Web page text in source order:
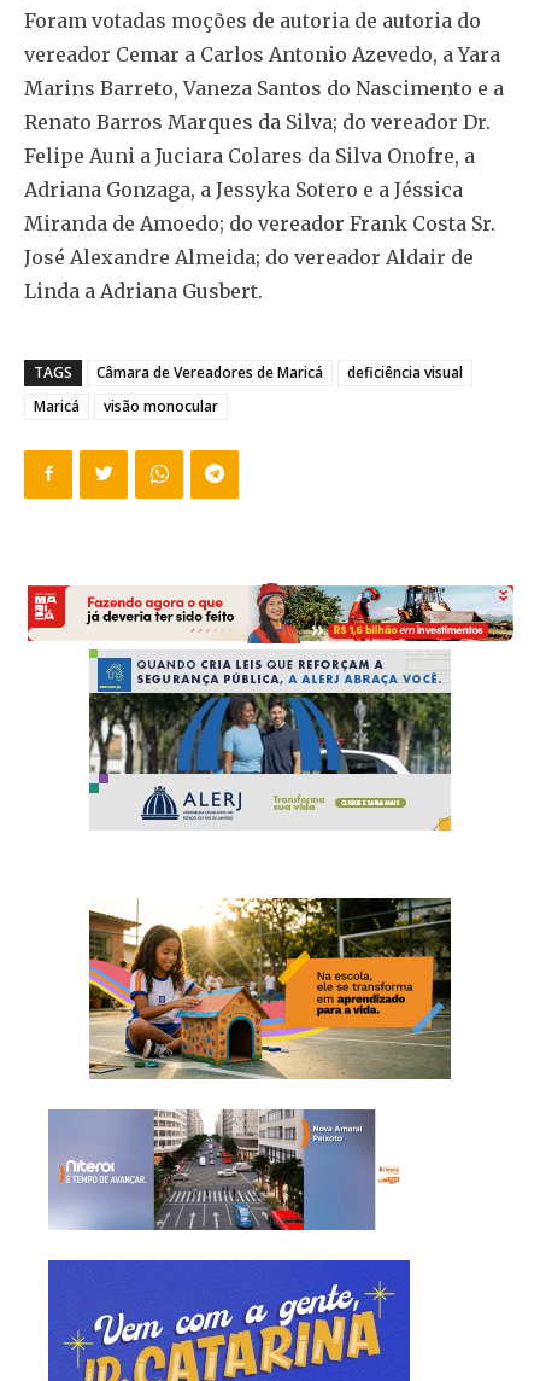
Foram votadas moções de autoria de autoria do
vereador Cemar a Carlos Antonio Azevedo, a Yara
Marins Barreto, Vaneza Santos do Nascimento e a
Renato Barros Marques da Silva; do vereador Dr.
Felipe Auni a Juciara Colares da Silva Onofre, a
Adriana Gonzaga, a Jessyka Sotero e a Jéssica
Miranda de Amoedo; do vereador Frank Costa Sr.
José Alexandre Almeida; do vereador Aldair de
Linda a Adriana Gusbert.
TAGS Câmara de Vereadores de Maricá
deficiência visual
Maricá
visão monocular